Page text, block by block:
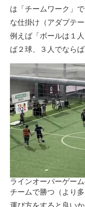
は「チームワーク」
な仕掛け（アダプテ
例えば「ボールは１
ば２球、３人でなら
ラインオーバーゲーム
チームで勝つ（より